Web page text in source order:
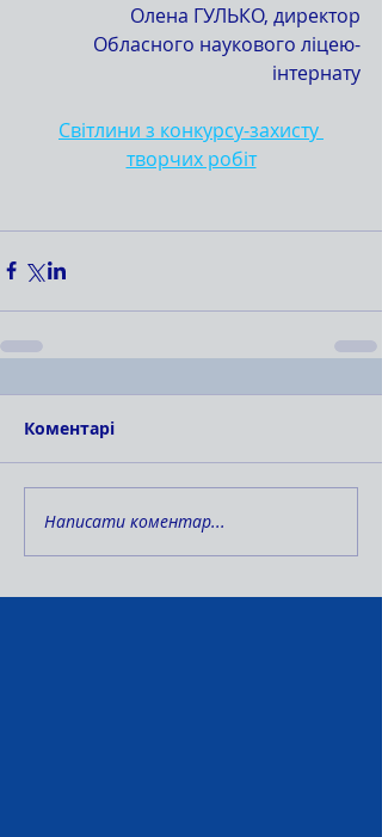
Олена ГУЛЬКО, директор
Обласного наукового ліцею-
інтернату
Світлини з конкурсу-захисту
творчих робіт
Коментарі
Написати коментар...